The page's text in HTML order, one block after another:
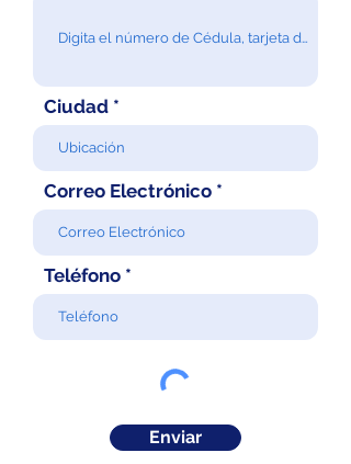
Ciudad
Correo Electrónico
Teléfono
Enviar